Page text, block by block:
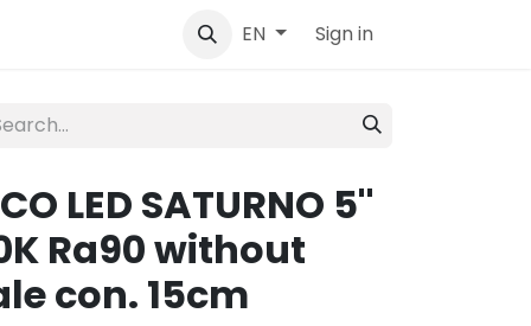
EN Sign in
LED SATURNO 5''
Ra90 without
con. 15cm